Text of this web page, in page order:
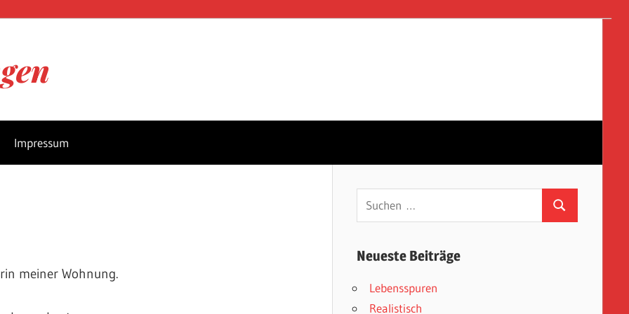
Impressum
meiner Wohnung.
Suchen
nach:
Suchen
Neueste Beiträge
Lebensspuren
Realistisch